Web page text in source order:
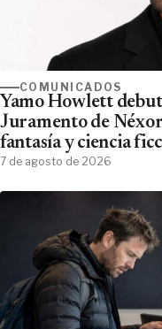
COMUNICADOS
Yamo Howlett
Juramento de
fantasía y ciencia
7 de agosto de 2026